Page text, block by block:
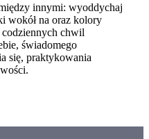
innymi: wyoddychaj
wokół na oraz kolory
chwil
świadomego
się, praktykowania